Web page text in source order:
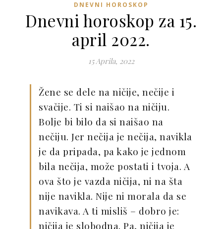
DNEVNI HOROSKOP
Dnevni horoskop za 15.
april 2022.
15 Aprila, 2022
Žene se dele na ničije, nečije i
svačije. Ti si naišao na ničiju.
Bolje bi bilo da si naišao na
nečiju. Jer nečija je nečija, navikla
je da pripada, pa kako je jednom
bila nečija, može postati i tvoja. A
ova što je vazda ničija, ni na šta
nije navikla. Nije ni morala da se
navikava. A ti misliš – dobro je:
ničija je slobodna. Pa, ničija je